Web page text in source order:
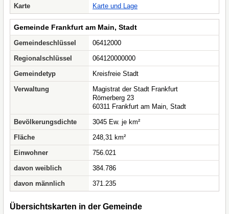
Karte
Karte und Lage
Gemeinde Frankfurt am Main, Stadt
Gemeindeschlüssel
06412000
Regionalschlüssel
064120000000
Gemeindetyp
Kreisfreie Stadt
Verwaltung
Magistrat der Stadt Frankfurt
Römerberg 23
60311 Frankfurt am Main, Stadt
Bevölkerungsdichte
3045 Ew. je km²
Fläche
248,31 km²
Einwohner
756.021
davon weiblich
384.786
davon männlich
371.235
Übersichtskarten in der Gemeinde